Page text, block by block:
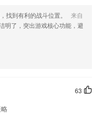
数学学习主动性，让孩子爱上
新掌握，满足用户的阅读需
使用
找到有利的战斗位置。
来自
明了，突出游戏核心功能，避
63